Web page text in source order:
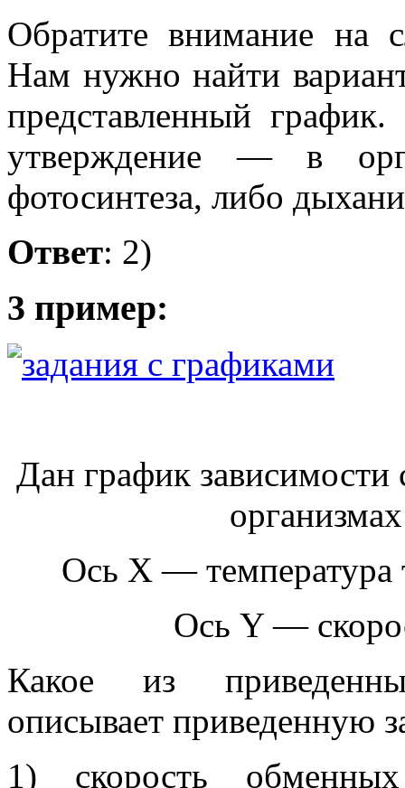
Обратите внимание на
Нам нужно найти
представленный
утверждение — в
фотосинтеза, либо
Ответ: 2)
3 пример:
Дан график
Ось X — температура
Ось Y —
Какое из
описывает приведенную
1) скорость